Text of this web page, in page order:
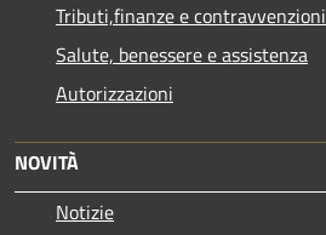
Tributi,finanze e contravvenzioni
Salute, benessere e assistenza
Autorizzazioni
NOVITÀ
Notizie